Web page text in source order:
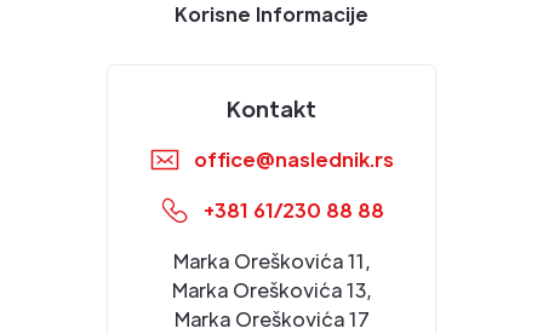
Korisne Informacije
Kontakt
office@naslednik.rs
+381 61/230 88 88
Marka Oreškovića 11,
Marka Oreškovića 13,
Marka Oreškovića 17